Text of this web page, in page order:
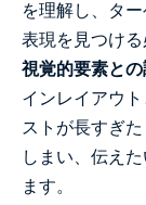
を理解し、タ
表現を見つける
視覚的要素との
インレイアウ
ストが長すぎ
しまい、伝え
ます。